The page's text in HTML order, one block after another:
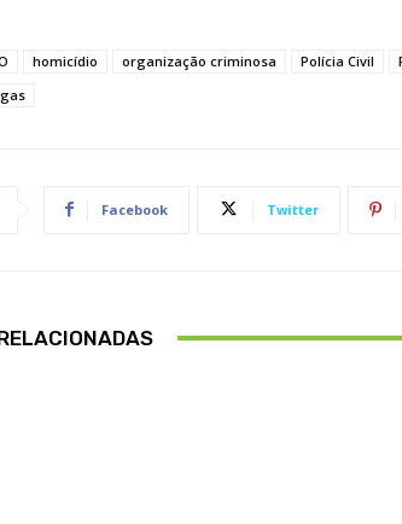
homicídio organização criminosa Polícia Civil
Facebook Twitter